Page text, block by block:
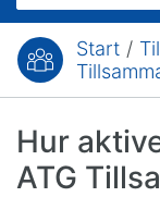
Du är här:
Start /
Hur
ATG